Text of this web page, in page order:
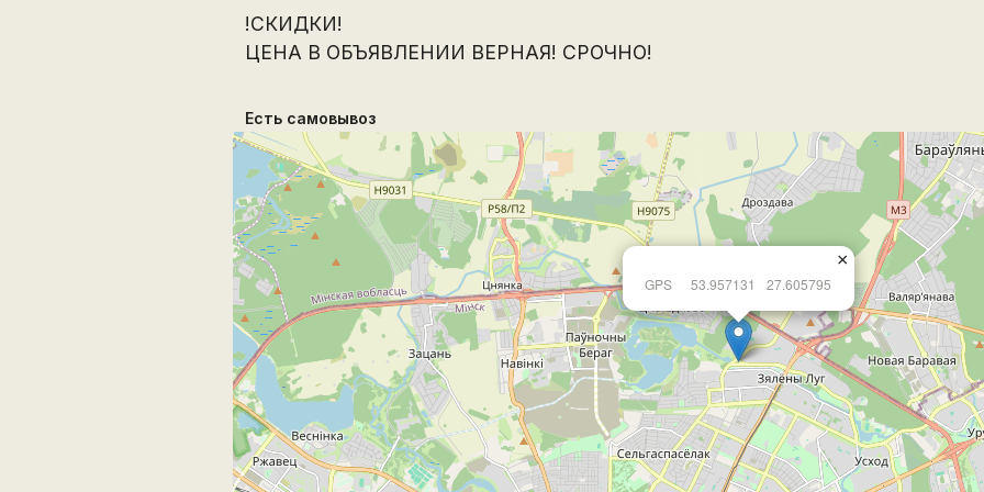
!СКИДКИ!
ЦЕНА В ОБЪЯВЛЕНИИ ВЕРНАЯ! СРОЧНО!
Есть самовывоз
GPS 53.957131 27.605795
×